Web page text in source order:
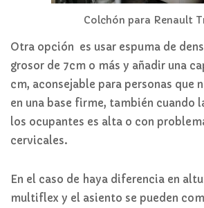
Colchón para Renault
Otra opción es usar espuma de
grosor de 7cm o más y añadir una
cm, aconsejable para personas que
en una base firme, también cuando
los ocupantes es alta o con
cervicales.
En el caso de haya diferencia en
multiflex y el asiento se pueden